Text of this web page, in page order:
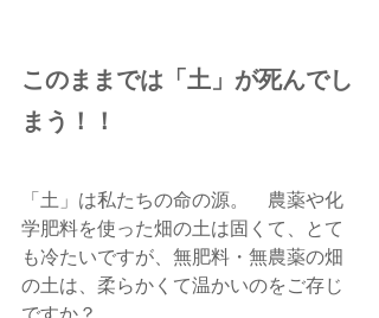
このままでは「土」が死んでし
まう！！
「土」は私たちの命の源。　農薬や化
学肥料を使った畑の土は固くて、とて
も冷たいですが、無肥料・無農薬の畑
の土は、柔らかくて温かいのをご存じ
ですか？